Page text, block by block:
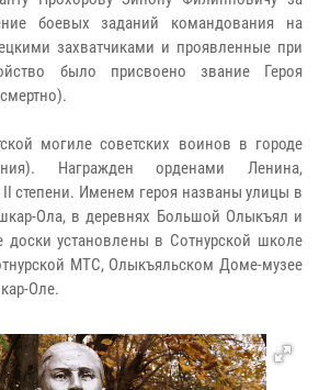
боевых заданий командования на
захватчиками и проявленные при
было присвоено звание Героя
могиле советских воинов в городе
Награжден орденами Ленина,
степени. Именем героя названы улицы в
Ола, в деревнях Большой Олыкъял и
установлены в Сотнурской школе
МТС, Олыкъяльском Доме-музее
Оле.